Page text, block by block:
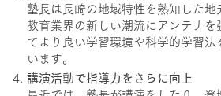
塾長は長崎の地域特性を熟知した地
教育業界の新しい潮流にアンテナを
てより良い学習環境や科学的学習法
います。
講演活動で指導力をさらに向上